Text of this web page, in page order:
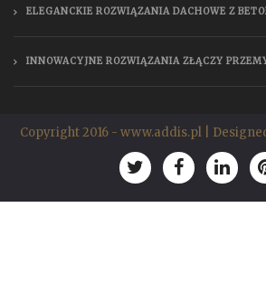
ELEGANCKIE ROZWIĄZANIA DACHOWE Z
INNOWACYJNE ROZWIĄZANIA ZŁĄCZY
Copyright 2016 - www.addis.pl |